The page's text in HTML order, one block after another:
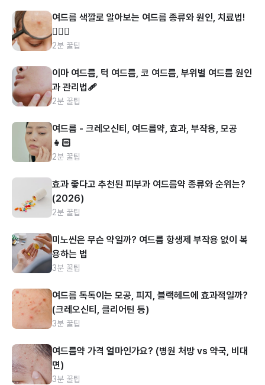
여드름 색깔로 알아보는 여드름 종류와 원인, 치료법!
👩🏻‍⚕️
2분 꿀팁
이마 여드름, 턱 여드름, 코 여드름, 부위별 여드름 원인
과 관리법🩹
2분 꿀팁
여드름 - 크레오신티, 여드름약, 효과, 부작용, 모공
👧🏻
2분 꿀팁
효과 좋다고 추천된 피부과 여드름약 종류와 순위는?
(2026)
2분 꿀팁
미노씬은 무슨 약일까? 여드름 항생제 부작용 없이 복
용하는 법
3분 꿀팁
여드름 톡톡이는 모공, 피지, 블랙헤드에 효과적일까?
(크레오신티, 클리어틴 등)
3분 꿀팁
여드름약 가격 얼마인가요? (병원 처방 vs 약국, 비대
면)
3분 꿀팁